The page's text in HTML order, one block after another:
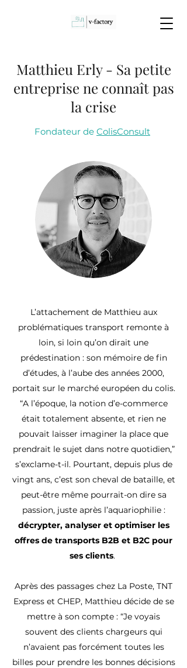
Matthieu Erly - Sa petite
entreprise ne connaît pas
la crise
Fondateur de ColisConsult
L’attachement de Matthieu aux
problématiques transport remonte à
loin, si loin qu’on dirait une
prédestination : son mémoire de fin
d’études, à l’aube des années 2000,
portait sur le marché européen du colis.
“A l’époque, la notion d’e-commerce
était totalement absente, et rien ne
pouvait laisser imaginer la place que
prendrait le sujet dans notre quotidien,”
s’exclame-t-il. Pourtant, depuis plus de
vingt ans, c’est son cheval de bataille, et
peut-être même pourrait-on dire sa
passion, juste après l’aquariophilie :
décrypter, analyser et optimiser les
offres de transports B2B et B2C pour
ses clients.
Après des passages chez La Poste, TNT
Express et CHEP, Matthieu décide de se
mettre à son compte : “Je voyais
souvent des clients chargeurs qui
n’avaient pas forcément toutes les
billes pour prendre les bonnes décisions